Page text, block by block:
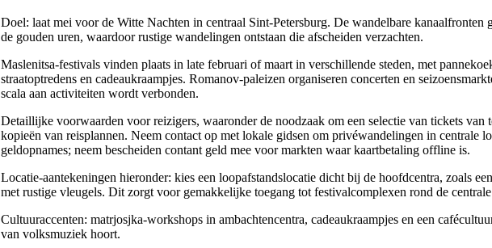
Doel: laat mei voor de Witte Nachten in centraal Sint-Petersburg. De wandelbare kanaalfronten
de gouden uren, waardoor rustige wandelingen ontstaan die afscheiden verzachten.
Maslenitsa-festivals vinden plaats in late februari of maart in verschillende steden, met
straatoptredens en cadeaukraampjes. Romanov-paleizen organiseren concerten en
scala aan activiteiten wordt verbonden.
Detaillijke voorwaarden voor reizigers, waaronder de noodzaak om een selectie van tickets van
kopieën van reisplannen. Neem contact op met lokale gidsen om privéwandelingen in centrale
geldopnames; neem bescheiden contant geld mee voor markten waar kaartbetaling offline is.
Locatie-aantekeningen hieronder: kies een loopafstandslocatie dicht bij de hoofdcentra, zoals
met rustige vleugels. Dit zorgt voor gemakkelijke toegang tot festivalcomplexen rond de
Cultuuraccenten: matrjosjka-workshops in ambachtencentra, cadeaukraampjes en een
van volksmuziek hoort.